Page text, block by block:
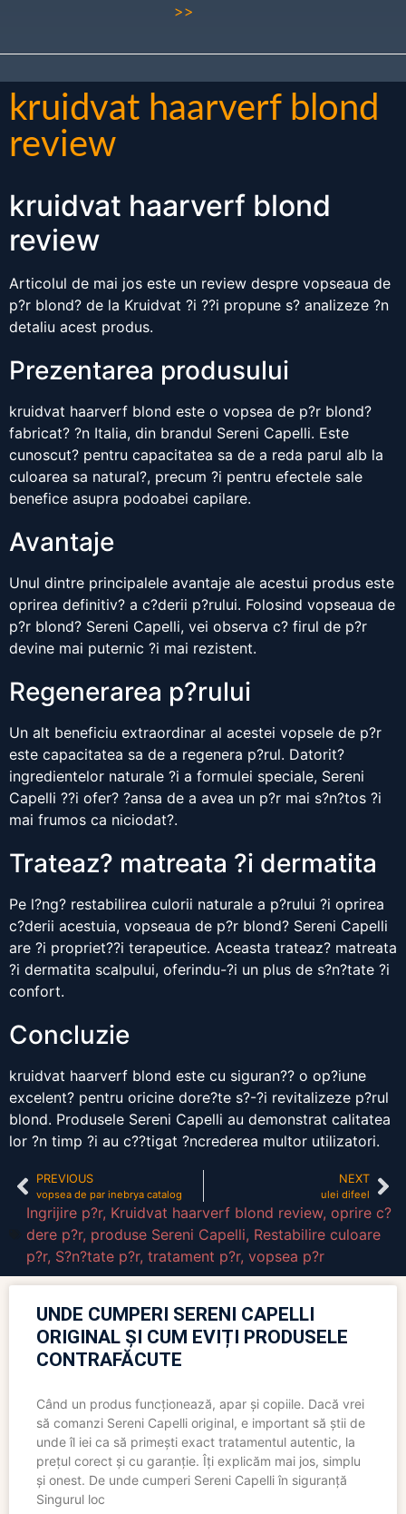
>>
kruidvat haarverf blond
review
kruidvat haarverf blond
review
Articolul de mai jos este un review despre vopseaua de
p?r blond? de la Kruidvat ?i ??i propune s? analizeze ?n
detaliu acest produs.
Prezentarea produsului
kruidvat haarverf blond este o vopsea de p?r blond?
fabricat? ?n Italia, din brandul Sereni Capelli. Este
cunoscut? pentru capacitatea sa de a reda parul alb la
culoarea sa natural?, precum ?i pentru efectele sale
benefice asupra podoabei capilare.
Avantaje
Unul dintre principalele avantaje ale acestui produs este
oprirea definitiv? a c?derii p?rului. Folosind vopseaua de
p?r blond? Sereni Capelli, vei observa c? firul de p?r
devine mai puternic ?i mai rezistent.
Regenerarea p?rului
Un alt beneficiu extraordinar al acestei vopsele de p?r
este capacitatea sa de a regenera p?rul. Datorit?
ingredientelor naturale ?i a formulei speciale, Sereni
Capelli ??i ofer? ?ansa de a avea un p?r mai s?n?tos ?i
mai frumos ca niciodat?.
Trateaz? matreata ?i dermatita
Pe l?ng? restabilirea culorii naturale a p?rului ?i oprirea
c?derii acestuia, vopseaua de p?r blond? Sereni Capelli
are ?i propriet??i terapeutice. Aceasta trateaz? matreata
?i dermatita scalpului, oferindu-?i un plus de s?n?tate ?i
confort.
Concluzie
kruidvat haarverf blond este cu siguran?? o op?iune
excelent? pentru oricine dore?te s?-?i revitalizeze p?rul
blond. Produsele Sereni Capelli au demonstrat calitatea
lor ?n timp ?i au c??tigat ?ncrederea multor utilizatori.
PREVIOUS
vopsea de par inebrya catalog
NEXT
ulei difeel
Ingrijire p?r, Kruidvat haarverf blond review, oprire c?
dere p?r, produse Sereni Capelli, Restabilire culoare
p?r, S?n?tate p?r, tratament p?r, vopsea p?r
UNDE CUMPERI SERENI CAPELLI
ORIGINAL ȘI CUM EVIȚI PRODUSELE
CONTRAFĂCUTE
Când un produs funcționează, apar și copiile. Dacă vrei
să comanzi Sereni Capelli original, e important să știi de
unde îl iei ca să primești exact tratamentul autentic, la
prețul corect și cu garanție. Îți explicăm mai jos, simplu
și onest. De unde cumperi Sereni Capelli în siguranță
Singurul loc